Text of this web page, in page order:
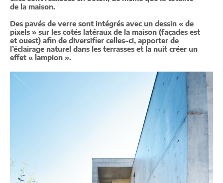
de la maison.
Des pavés de verre sont intégrés avec un dessin « de
pixels » sur les cotés latéraux de la maison (façades est
et ouest) afin de diversifier celles-ci, apporter de
l’éclairage naturel dans les terrasses et la nuit créer un
effet « lampion ».